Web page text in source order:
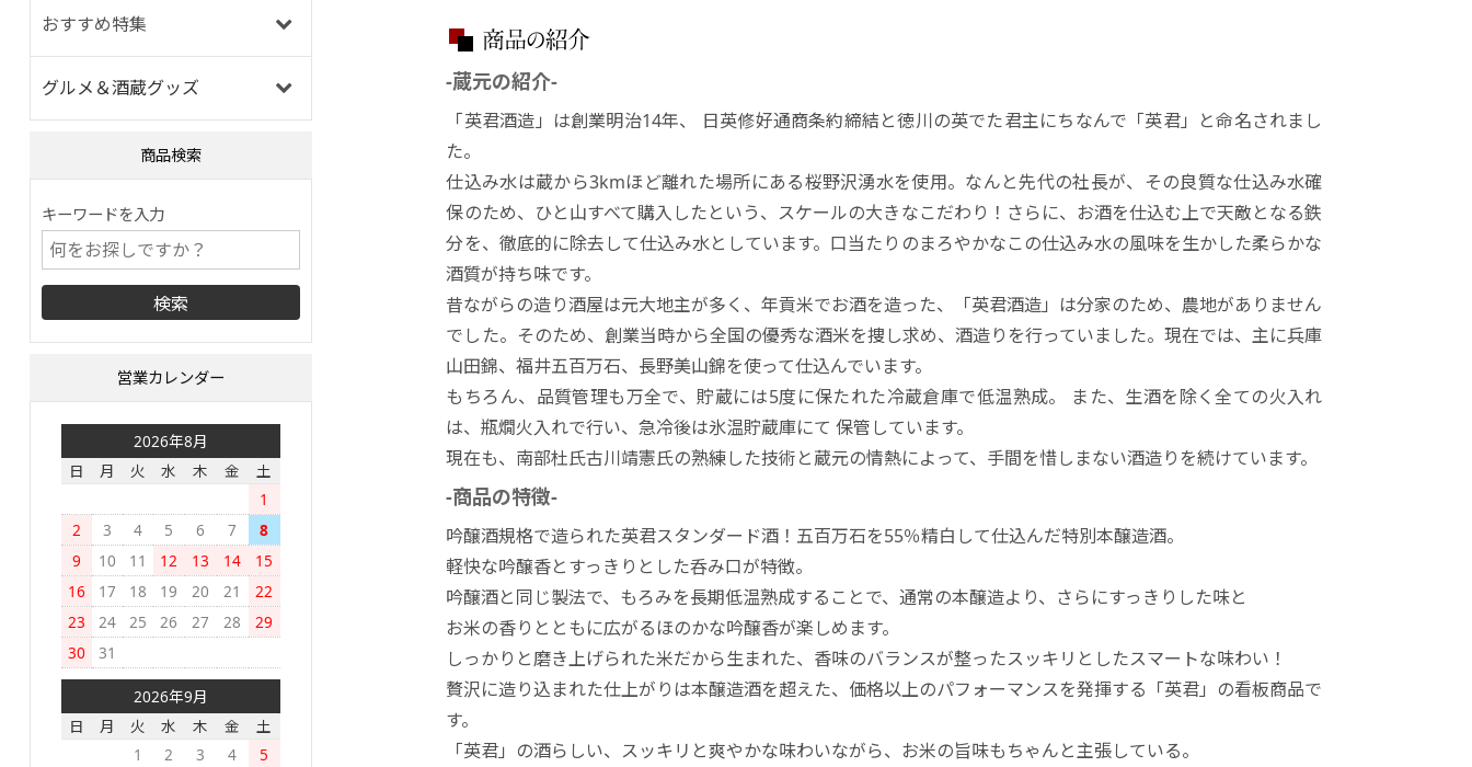
おすすめ特集
グルメ＆酒蔵グッズ
商品検索
キーワードを入力
営業カレンダー
2026年8月
日
月 火 水 木 金
土
1
2
3 4 5 6 7
8
9
10 11 12 13 14
15
16
17 18 19 20 21
22
23
24 25 26 27 28
29
30
31
2026年9月
日
月 火 水 木 金
土
1
2 3 4
5
-蔵元の紹介-
「英君酒造」は創業明治14年、 日英修好通商条約締結と徳川の英でた君主にちなんで「英君」と命名されまし
た。
仕込み水は蔵から3kmほど離れた場所にある桜野沢湧水を使用。なんと先代の社長が、その良質な仕込み水確
保のため、ひと山すべて購入したという、スケールの大きなこだわり！さらに、お酒を仕込む上で天敵となる鉄
分を、徹底的に除去して仕込み水としています。口当たりのまろやかなこの仕込み水の風味を生かした柔らかな
酒質が持ち味です。
昔ながらの造り酒屋は元大地主が多く、年貢米でお酒を造った、「英君酒造」は分家のため、農地がありません
でした。そのため、創業当時から全国の優秀な酒米を捜し求め、酒造りを行っていました。現在では、主に兵庫
山田錦、福井五百万石、長野美山錦を使って仕込んでいます。
もちろん、品質管理も万全で、貯蔵には5度に保たれた冷蔵倉庫で低温熟成。 また、生酒を除く全ての火入れ
は、瓶燗火入れで行い、急冷後は氷温貯蔵庫にて 保管しています。
現在も、南部杜氏古川靖憲氏の熟練した技術と蔵元の情熱によって、手間を惜しまない酒造りを続けています。
-商品の特徴-
吟醸酒規格で造られた英君スタンダード酒！五百万石を55％精白して仕込んだ特別本醸造酒。
軽快な吟醸香とすっきりとした呑み口が特徴。
吟醸酒と同じ製法で、もろみを長期低温熟成することで、通常の本醸造より、さらにすっきりした味と
お米の香りとともに広がるほのかな吟醸香が楽しめます。
しっかりと磨き上げられた米だから生まれた、香味のバランスが整ったスッキリとしたスマートな味わい！
贅沢に造り込まれた仕上がりは本醸造酒を超えた、価格以上のパフォーマンスを発揮する「英君」の看板商品で
す。
「英君」の酒らしい、スッキリと爽やかな味わいながら、お米の旨味もちゃんと主張している。